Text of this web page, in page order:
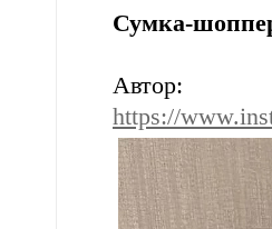
Сумка-
https://